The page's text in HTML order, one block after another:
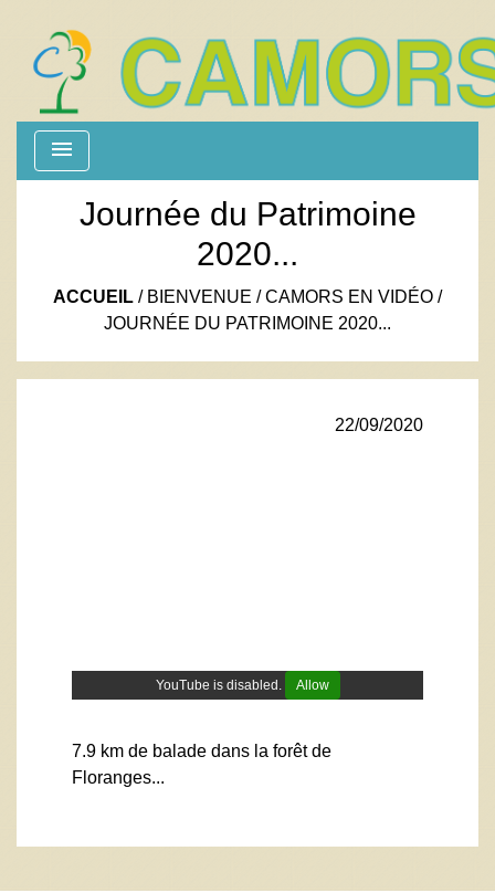
menu
Journée du Patrimoine
2020...
ACCUEIL / BIENVENUE /CAMORS EN VIDÉO /
JOURNÉE DU PATRIMOINE 2020...
22/09/2020
YouTube is disabled. Allow
7.9 km de balade dans la forêt de
Floranges...